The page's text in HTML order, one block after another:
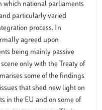
which national parliaments
particularly varied
process. In
agreed upon
being mainly passive
only with the Treaty of
some of the findings
that shed new light on
in the EU and on some of